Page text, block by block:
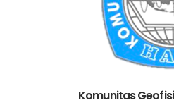
Komunitas